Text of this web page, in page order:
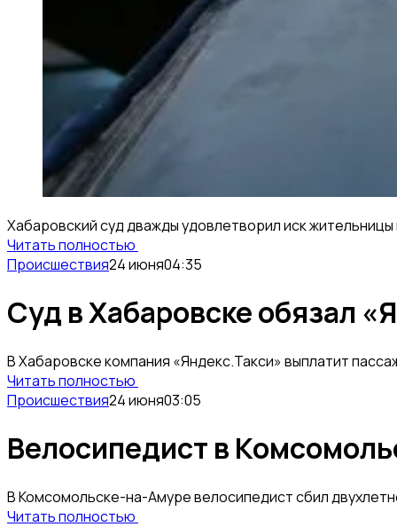
Хабаровский суд дважды удовлетворил иск
Читать полностью
Происшествия24 июня04:35
Суд в Хабаровске обязал
В Хабаровске компания «Яндекс.Такси» выплатит
Читать полностью
Происшествия24 июня03:05
Велосипедист в
В Комсомольске-на-Амуре велосипедист сбил
Читать полностью